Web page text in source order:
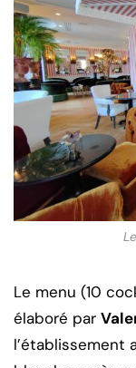
Le menu (10
élaboré par
l’établissement